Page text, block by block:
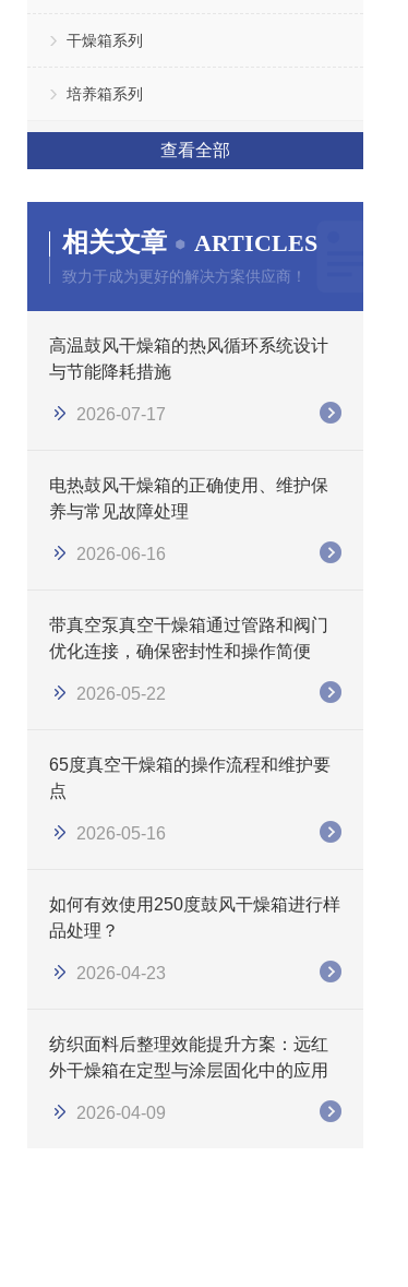
干燥箱系列
培养箱系列
查看全部
相关文章 ARTICLES
致力于成为更好的解决方案供应商！
高温鼓风干燥箱的热风循环系统设计
与节能降耗措施
2026-07-17
电热鼓风干燥箱的正确使用、维护保
养与常见故障处理
2026-06-16
带真空泵真空干燥箱通过管路和阀门
优化连接，确保密封性和操作简便
2026-05-22
65度真空干燥箱的操作流程和维护要
点
2026-05-16
如何有效使用250度鼓风干燥箱进行样
品处理？
2026-04-23
纺织面料后整理效能提升方案：远红
外干燥箱在定型与涂层固化中的应用
2026-04-09